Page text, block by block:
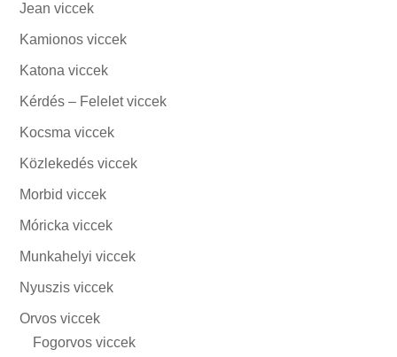
Jean viccek
Kamionos viccek
Katona viccek
Kérdés – Felelet viccek
Kocsma viccek
Közlekedés viccek
Morbid viccek
Móricka viccek
Munkahelyi viccek
Nyuszis viccek
Orvos viccek
Fogorvos viccek